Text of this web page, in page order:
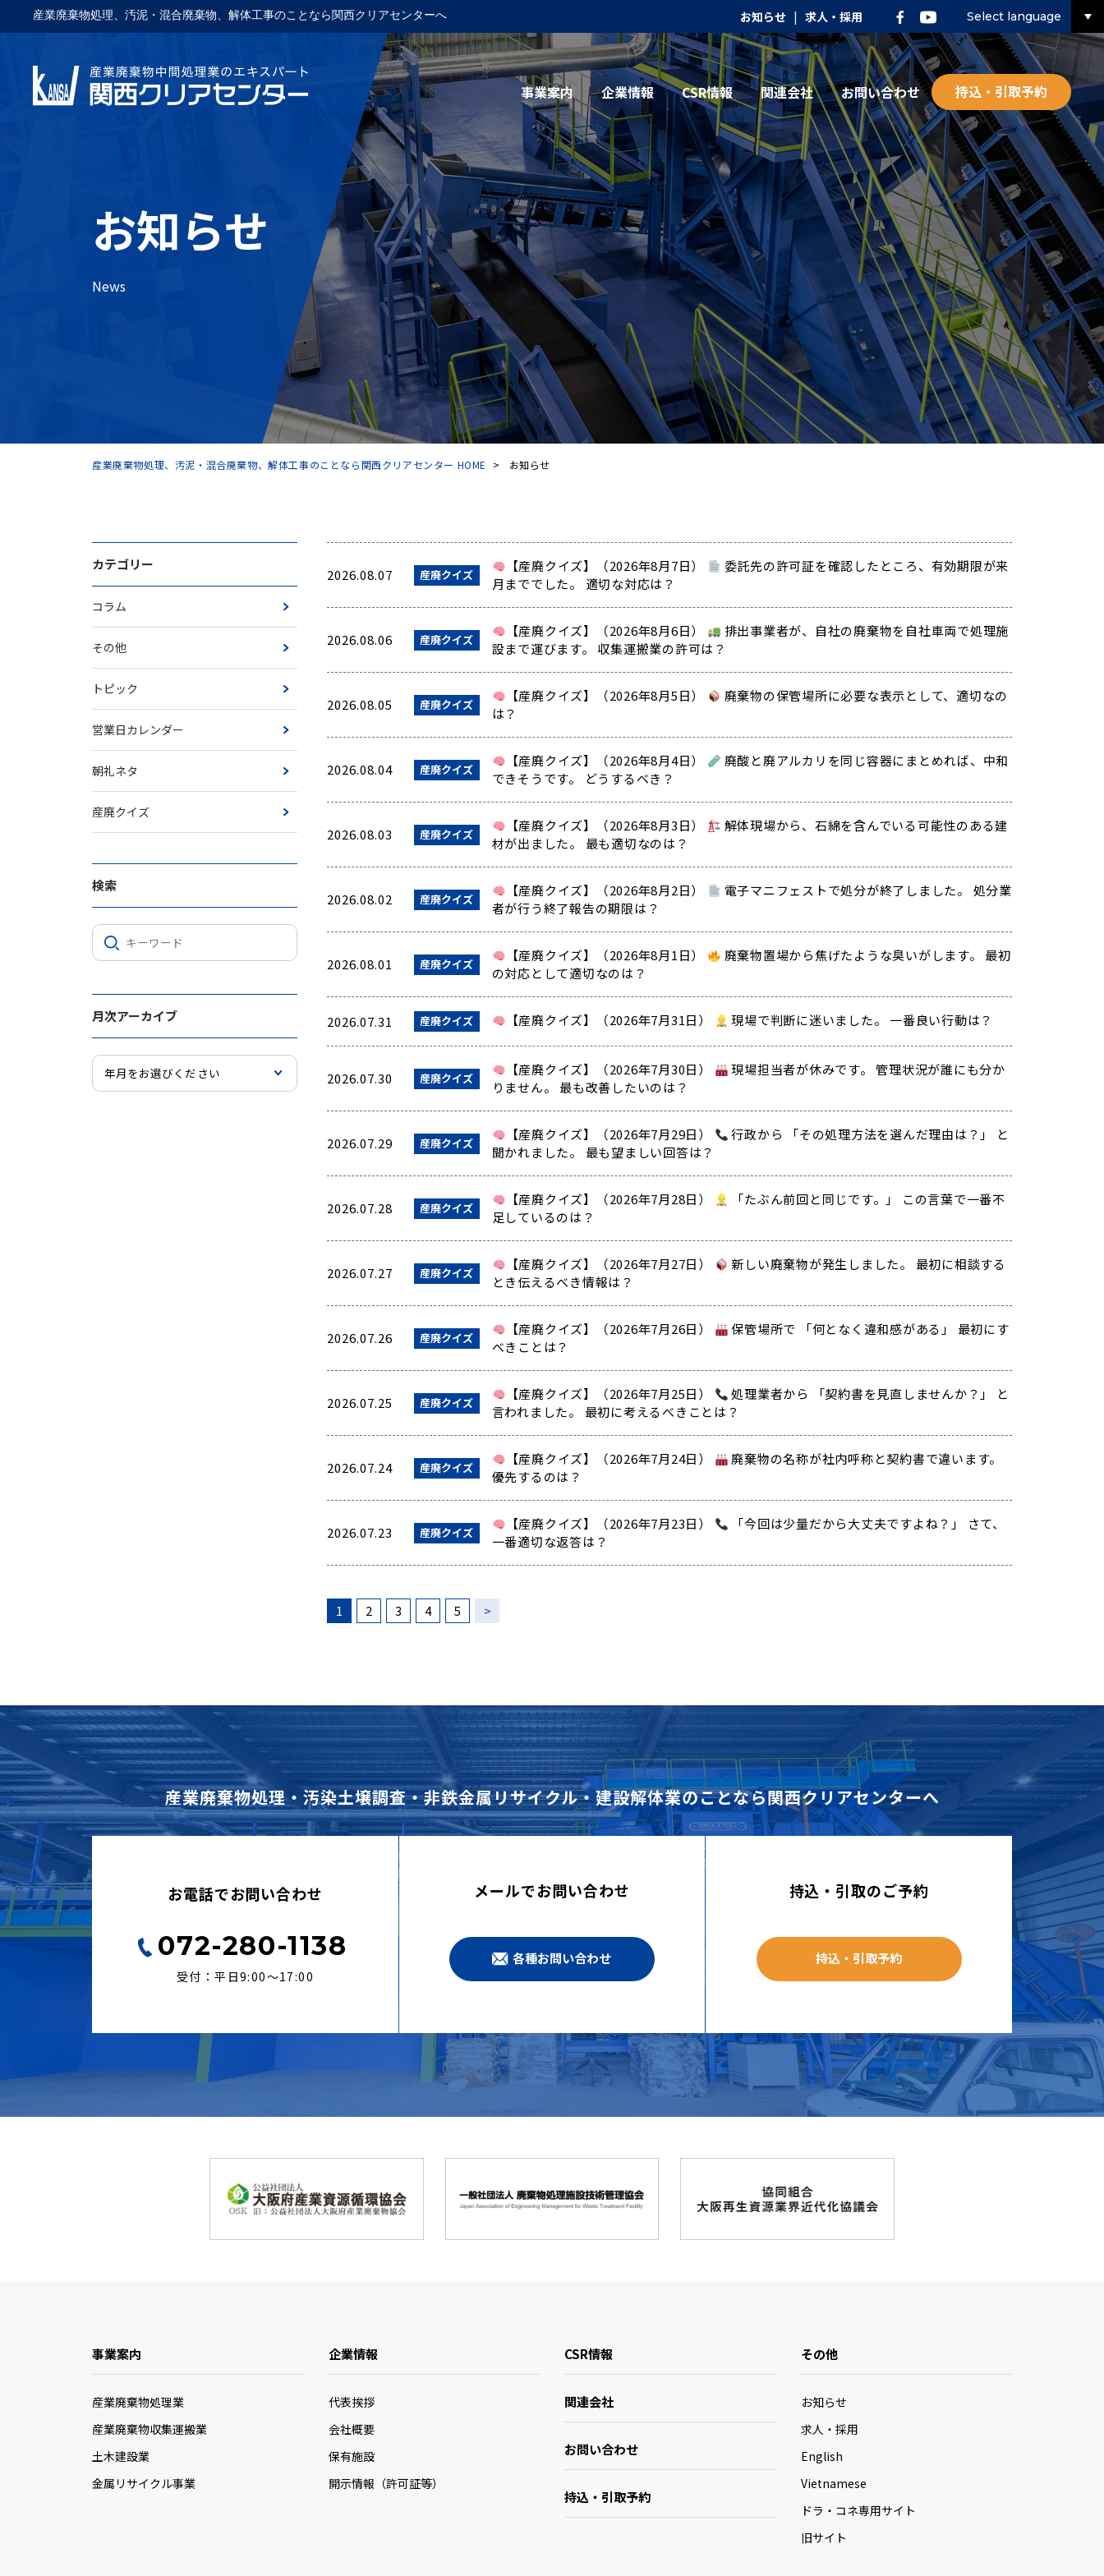
産業廃棄物処理、汚泥・混合廃棄物、解体工事のことなら関西クリアセンターへ お知らせ | 求人・採用 Select language
事業案内 企業情報 CSR情報 関連会社 お問い合わせ 持込・引取予約
お知らせ
News
産業廃棄物処理、汚泥・混合廃棄物、解体工事のことなら関西クリアセンター HOME > お知らせ
カテゴリー
コラム
その他
トピック
営業日カレンダー
朝礼ネタ
産廃クイズ
検索
月次アーカイブ
2026.08.07 産廃クイズ 【産廃クイズ】（2026年8月7日）
委託先の許可証を確認したところ、有効期限が来
月まででした。 適切な対応は？
2026.08.06 産廃クイズ 【産廃クイズ】（2026年8月6日）
排出事業者が、自社の廃棄物を自社車両で処理施
設まで運びます。 収集運搬業の許可は？
2026.08.05 産廃クイズ 【産廃クイズ】（2026年8月5日）
廃棄物の保管場所に必要な表示として、適切なの
は？
2026.08.04 産廃クイズ 【産廃クイズ】（2026年8月4日）
廃酸と廃アルカリを同じ容器にまとめれば、中和
できそうです。 どうするべき？
2026.08.03 産廃クイズ 【産廃クイズ】（2026年8月3日）
解体現場から、石綿を含んでいる可能性のある建
材が出ました。 最も適切なのは？
2026.08.02 産廃クイズ 【産廃クイズ】（2026年8月2日）
電子マニフェストで処分が終了しました。 処分業
者が行う終了報告の期限は？
2026.08.01 産廃クイズ 【産廃クイズ】（2026年8月1日）
廃棄物置場から焦げたような臭いがします。 最初
の対応として適切なのは？
2026.07.31 産廃クイズ 【産廃クイズ】（2026年7月31日） 現場で判断に迷いました。 一番良い行動は？
2026.07.30 産廃クイズ 【産廃クイズ】（2026年7月30日）
現場担当者が休みです。 管理状況が誰にも分か
りません。 最も改善したいのは？
2026.07.29 産廃クイズ 【産廃クイズ】（2026年7月29日）
行政から 「その処理方法を選んだ理由は？」 と
聞かれました。 最も望ましい回答は？
2026.07.28 産廃クイズ 【産廃クイズ】（2026年7月28日）
「たぶん前回と同じです。」 この言葉で一番不
足しているのは？
2026.07.27 産廃クイズ 【産廃クイズ】（2026年7月27日）
新しい廃棄物が発生しました。 最初に相談する
とき伝えるべき情報は？
2026.07.26 産廃クイズ 【産廃クイズ】（2026年7月26日）
保管場所で 「何となく違和感がある」 最初にす
べきことは？
2026.07.25 産廃クイズ 【産廃クイズ】（2026年7月25日）
処理業者から 「契約書を見直しませんか？」 と
言われました。 最初に考えるべきことは？
2026.07.24 産廃クイズ 【産廃クイズ】（2026年7月24日）
廃棄物の名称が社内呼称と契約書で違います。
優先するのは？
2026.07.23 産廃クイズ 【産廃クイズ】（2026年7月23日）
「今回は少量だから大丈夫ですよね？」 さて、
一番適切な返答は？
1 2 3 4 5 >
産業廃棄物処理・汚染土壌調査・非鉄金属リサイクル・建設解体業のことなら関西クリアセンターへ
お電話でお問い合わせ
072-280-1138
受付：平日9:00〜17:00
メールでお問い合わせ
各種お問い合わせ
持込・引取のご予約
持込・引取予約
事業案内
産業廃棄物処理業
産業廃棄物収集運搬業
土木建設業
金属リサイクル事業
企業情報
代表挨拶
会社概要
保有施設
開示情報（許可証等）
CSR情報
関連会社
お問い合わせ
持込・引取予約
その他
お知らせ
求人・採用
English
Vietnamese
ドラ・コネ専用サイト
旧サイト